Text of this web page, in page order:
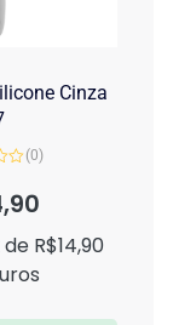
Cinza
(0)
de R$14,90